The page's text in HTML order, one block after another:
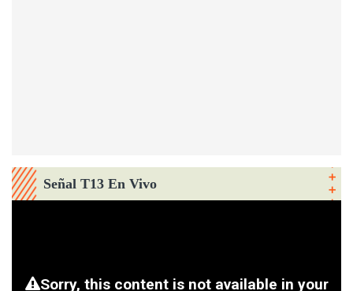
Señal T13 En Vivo